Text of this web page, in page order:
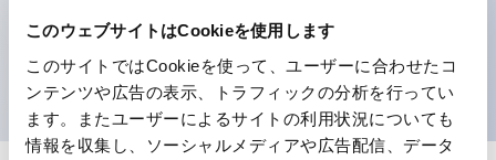
このウェブサイトはCookieを使用します
このサイトではCookieを使って、ユーザーに合わせたコ
ンテンツや広告の表示、トラフィックの分析を行ってい
ます。またユーザーによるサイトの利用状況についても
情報を収集し、ソーシャルメディアや広告配信、データ
保護構造は防噴流IP65（IEC 60529）
UL、CSA、TÜV、CCC認証品。